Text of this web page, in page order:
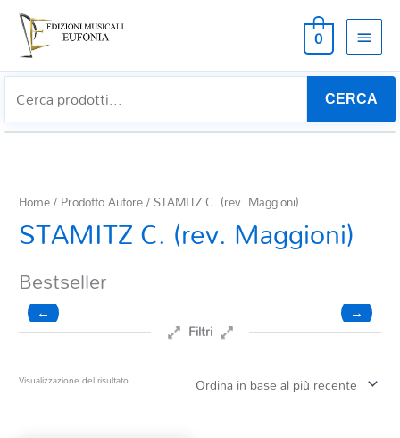
0
CERCA
Home/ Prodotto Autore / STAMITZ C. (rev. Maggioni)
STAMITZ C. (rev. Maggioni)
Bestseller
← →
Filtri
Visualizzazione del risultato